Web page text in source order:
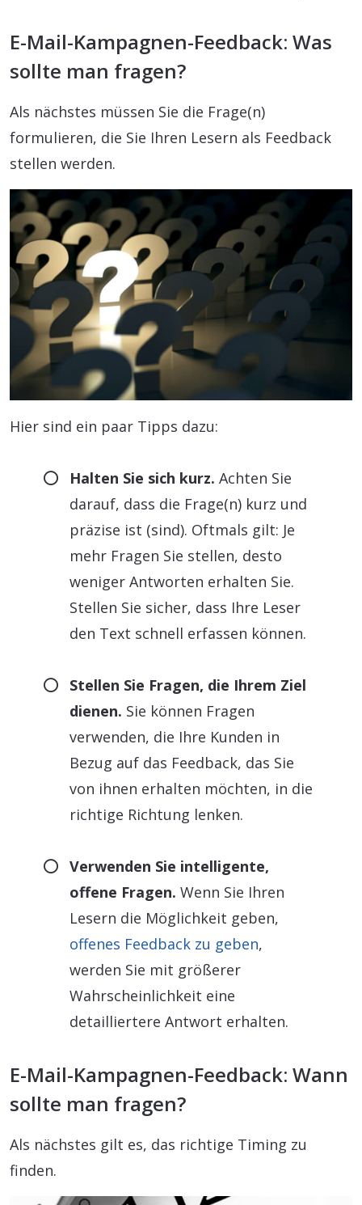
E-Mail-Kampagnen-Feedback: Was
sollte man fragen?
Als nächstes müssen Sie die Frage(n)
formulieren, die Sie Ihren Lesern als Feedback
stellen werden.
Hier sind ein paar Tipps dazu:
Halten Sie sich kurz. Achten Sie
darauf, dass die Frage(n) kurz und
präzise ist (sind). Oftmals gilt: Je
mehr Fragen Sie stellen, desto
weniger Antworten erhalten Sie.
Stellen Sie sicher, dass Ihre Leser
den Text schnell erfassen können.
Stellen Sie Fragen, die Ihrem Ziel
dienen. Sie können Fragen
verwenden, die Ihre Kunden in
Bezug auf das Feedback, das Sie
von ihnen erhalten möchten, in die
richtige Richtung lenken.
Verwenden Sie intelligente,
offene Fragen. Wenn Sie Ihren
Lesern die Möglichkeit geben,
offenes Feedback zu geben,
werden Sie mit größerer
Wahrscheinlichkeit eine
detailliertere Antwort erhalten.
E-Mail-Kampagnen-Feedback: Wann
sollte man fragen?
Als nächstes gilt es, das richtige Timing zu
finden.